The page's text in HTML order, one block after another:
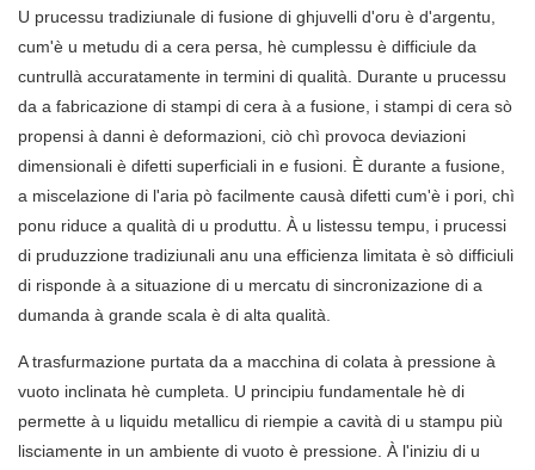
U prucessu tradiziunale di fusione di ghjuvelli d'oru è d'argentu,
cum'è u metudu di a cera persa, hè cumplessu è difficiule da
cuntrullà accuratamente in termini di qualità. Durante u prucessu
da a fabricazione di stampi di cera à a fusione, i stampi di cera sò
propensi à danni è deformazioni, ciò chì provoca deviazioni
dimensionali è difetti superficiali in e fusioni. È durante a fusione,
a miscelazione di l'aria pò facilmente causà difetti cum'è i pori, chì
ponu riduce a qualità di u produttu. À u listessu tempu, i prucessi
di pruduzzione tradiziunali anu una efficienza limitata è sò difficiuli
di risponde à a situazione di u mercatu di sincronizazione di a
dumanda à grande scala è di alta qualità.
A trasfurmazione purtata da a macchina di colata à pressione à
vuoto inclinata hè cumpleta. U principiu fundamentale hè di
permette à u liquidu metallicu di riempie a cavità di u stampu più
lisciamente in un ambiente di vuoto è pressione. À l'iniziu di u